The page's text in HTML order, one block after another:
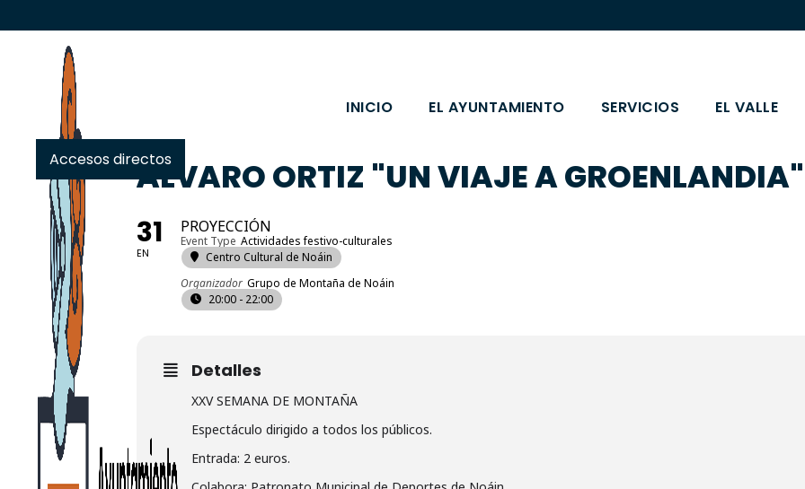
INICIO EL AYUNTAMIENTO SERVICIOS EL VALLE
Accesos directosÁLVARO ORTIZ "UN VIAJE A GROENLANDIA"
31
EN
PROYECCIÓN
Event Type Actividades festivo-culturales
Centro Cultural de Noáin
Organizador Grupo de Montaña de Noáin
20:00 - 22:00
Detalles
XXV SEMANA DE MONTAÑA
Espectáculo dirigido a todos los públicos.
Entrada: 2 euros.